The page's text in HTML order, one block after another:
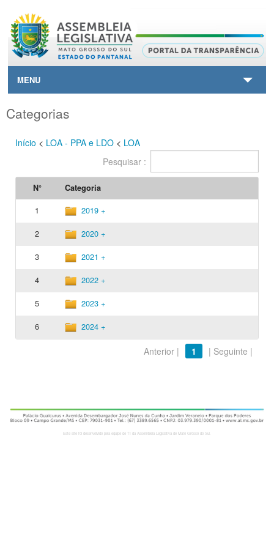
MENU
HOME
VOLTAR AO SITE PRINCIPAL
Categorias
Início < LOA - PPA e LDO< LOA
Pesquisar :
N° Categoria
1
2019 +
2
2020 +
3
2021 +
4
2022 +
5
2023 +
6
2024 +
Anterior | 1 | Seguinte |
Este site foi desenvolvido pela equipe de TI da Assembleia Legislativa de Mato Grosso do Sul.